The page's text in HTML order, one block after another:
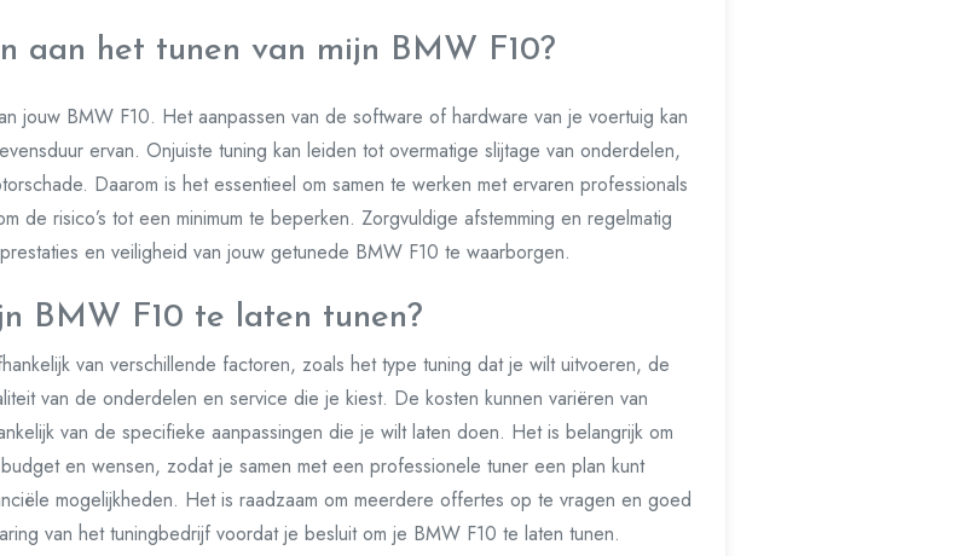
aan het tunen van mijn BMW F10?
jouw BMW F10. Het aanpassen van de software of hardware van je voertuig kan
ervan. Onjuiste tuning kan leiden tot overmatige slijtage van onderdelen,
Daarom is het essentieel om samen te werken met ervaren professionals
de risico’s tot een minimum te beperken. Zorgvuldige afstemming en regelmatig
en veiligheid van jouw getunede BMW F10 te waarborgen.
BMW F10 te laten tunen?
van verschillende factoren, zoals het type tuning dat je wilt uitvoeren, de
van de onderdelen en service die je kiest. De kosten kunnen variëren van
van de specifieke aanpassingen die je wilt laten doen. Het is belangrijk om
en wensen, zodat je samen met een professionele tuner een plan kunt
mogelijkheden. Het is raadzaam om meerdere offertes op te vragen en goed
van het tuningbedrijf voordat je besluit om je BMW F10 te laten tunen.